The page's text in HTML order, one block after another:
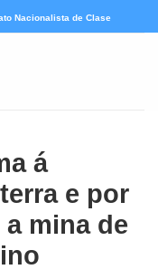
Nacionalista de Clase
á
e por
mina de